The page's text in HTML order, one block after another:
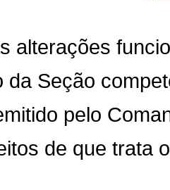
alterações
da Seção
pelo
de que trata